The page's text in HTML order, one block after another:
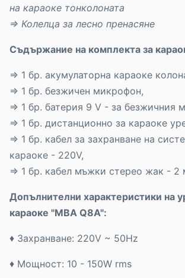
на караоке тонколоната
⇒ Колелца за лесно пренасяне
Съдържание на комплекта за
⇒ 1 бр. акумулаторна караоке
⇒ 1 бр. безжичен микрофон,
⇒ 1 бр. батерия 9 V - за безжичния
⇒ 1 бр. дистанционно за караоке
⇒ 1 бр. кабел за захранване на
караоке - 220V,
⇒ 1 бр. кабел мъжки стерео жак - 2
Допълнителни характеристики на
караоке "MBA Q8A":
♦ Захранване: 220V ~ 50Hz
♦ Мощност: 10 - 150W rms